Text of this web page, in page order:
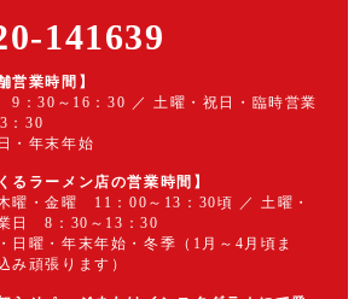
141639
営業時間】
9：30～16：30 ／ 土曜・祝日・臨時営業
：30
・年末年始
るラーメン店の営業時間】
曜・金曜 11：00～13：30頃 ／ 土曜・
日 8：30～13：30
曜・年末年始・冬季（1月～4月頃ま
み頑張ります）